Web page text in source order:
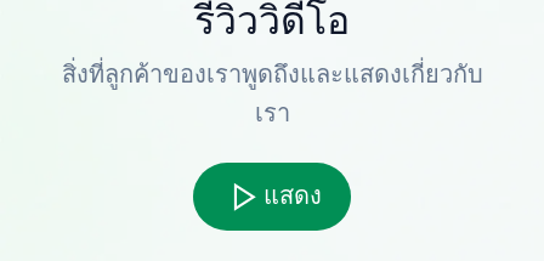
รีวิววิดีโอ
สิ่งที่ลูกค้าของเราพูดถึงและแสดงเกี่ยวกับ
เรา
แสดง